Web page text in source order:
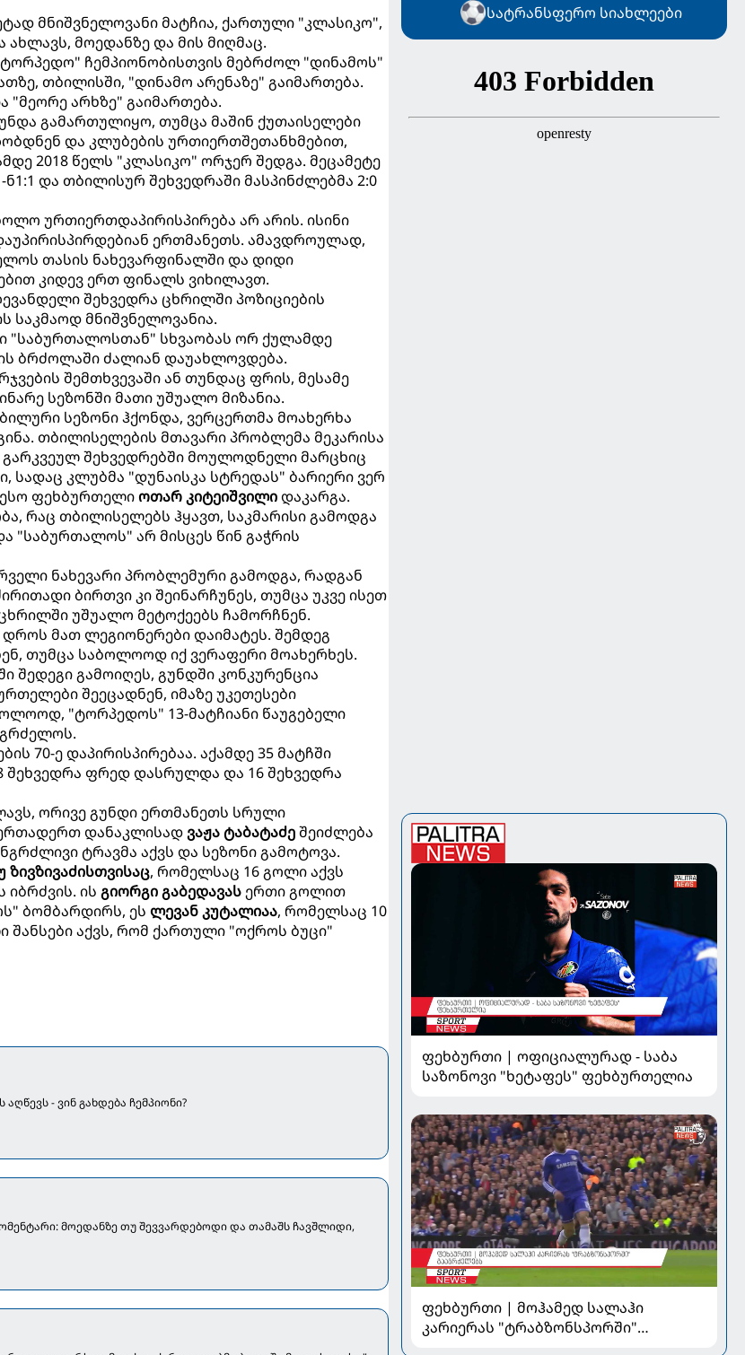
მნიშვნელოვანი მატჩია, ქართული "კლასიკო",
მოედანზე და მის მიღმაც.
ჩემპიონობისთვის მებრძოლ "დინამოს"
თბილისში, "დინამო არენაზე" გაიმართება.
"მეორე არხზე" გაიმართება.
გამართულიყო, თუმცა მაშინ ქუთაისელები
და კლუბების ურთიერთშეთანხმებით,
2018 წელს "კლასიკო" ორჯერ შედგა. მეცამეტე
და თბილისურ შეხვედრაში მასპინძლებმა 2:0
ურთიერთდაპირისპირება არ არის. ისინი
ერთმანეთს. ამავდროულად,
თასის ნახევარფინალში და დიდი
კიდევ ერთ ფინალს ვიხილავთ.
შეხვედრა ცხრილში პოზიციების
საკმაოდ მნიშვნელოვანია.
"საბურთალოსთან" სხვაობას ორ ქულამდე
ბრძოლაში ძალიან დაუახლოვდება.
შემთხვევაში ან თუნდაც ფრის, მესამე
სეზონში მათი უშუალო მიზანია.
სეზონი ჰქონდა, ვერცერთმა მოახერხა
თბილისელების მთავარი პრობლემა მეკარისა
გარკვეულ შეხვედრებში მოულოდნელი მარცხიც
სადაც კლუბმა "დუნაისკა სტრედას" ბარიერი ვერ
ფეხბურთელიოთარ კიტეიშვილიდაკარგა.
რაც თბილისელებს ჰყავთ, საკმარისი გამოდგა
"საბურთალოს" არ მისცეს წინ გაჭრის
ნახევარი პრობლემური გამოდგა, რადგან
ბირთვი კი შეინარჩუნეს, თუმცა უკვე ისეთ
უშუალო მეტოქეებს ჩამორჩნენ.
მათ ლეგიონერები დაიმატეს. შემდეგ
თუმცა საბოლოოდ იქ ვერაფერი მოახერხეს.
შედეგი გამოიღეს, გუნდში კონკურენცია
შეეცადნენ, იმაზე უკეთესები
"ტორპედოს" 13-მატჩიანი წაუგებელი
70-ე დაპირისპირებაა. აქამდე 35 მატჩში
შეხვედრა ფრედ დასრულდა და 16 შეხვედრა
ორივე გუნდი ერთმანეთს სრული
დანაკლისადვაჟა ტაბატაძეშეიძლება
ტრავმა აქვს და სეზონი გამოტოვა.
ზივზივაძისთვისაც, რომელსაც 16 გოლი აქვს
ის გიორგი გაბედავასერთი გოლით
ბომბარდირს, ეს ლევან კუტალიაა, რომელსაც 10
აქვს, რომ ქართული "ოქროს ბუცი"
- ვინ გახდება ჩემპიონი?
მოედანზე თუ შევვარდებოდი და თამაშს ჩავშლიდი,
სატრანსფერო სიახლეები
ფეხბურთი | ოფიციალურად - საბა
საზონოვი "ხეტაფეს" ფეხბურთელია
ფეხბურთი | მოჰამედ სალაჰი
კარიერას "ტრაბზონსპორში"